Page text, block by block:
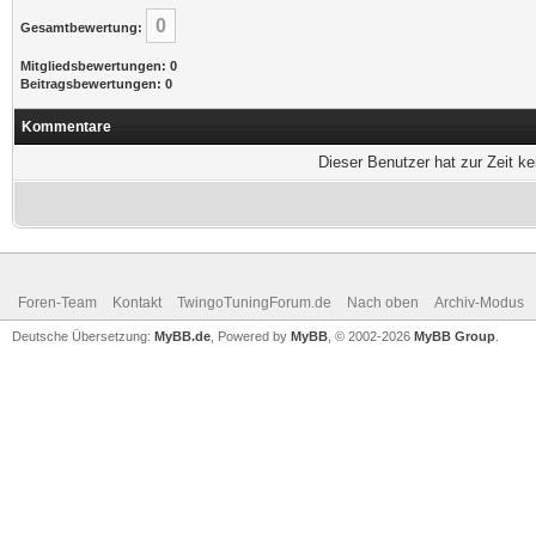
Gesamtbewertung: 0
Mitgliedsbewertungen: 0
Beitragsbewertungen: 0
Kommentare
Dieser Benutzer hat zur Zeit
Foren-Team Kontakt TwingoTuningForum.de Nach oben Archiv-Modus
Deutsche Übersetzung: MyBB.de , Powered by MyBB , © 2002-2026 MyBB Group